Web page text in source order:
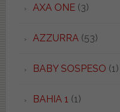
AXA ONE(3)
AZZURRA (53)
BABY SOSPESO (1)
BAHIA 1 (1)